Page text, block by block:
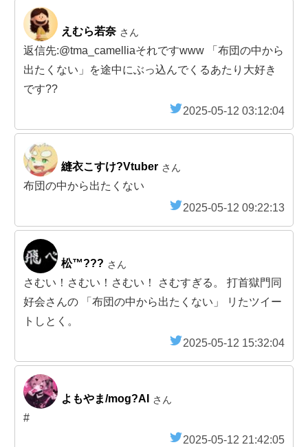
えむら若奈 さん
返信先:@tma_camelliaそれですwww 「布団の中から
出たくない」を途中にぶっ込んでくるあたり大好き
です??
2025-05-12 03:12:04
縫衣こすけ?Vtuber さん
布団の中から出たくない
2025-05-12 09:22:13
松™??? さん
さむい！さむい！さむい！ さむすぎる。 打首獄門同
好会さんの 「布団の中から出たくない」 リたツイー
トしとく。
2025-05-12 15:32:04
よもやま/mog?AI さん
#
2025-05-12 21:42:05